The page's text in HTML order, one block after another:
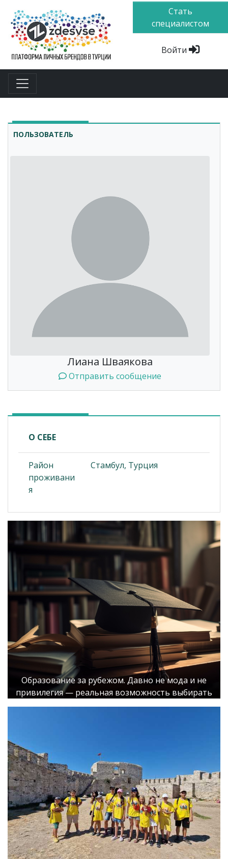
Стать
специалистом
Войти
ПОЛЬЗОВАТЕЛЬ
Лиана Шваякова
Отправить сообщение
О СЕБЕ
Район
проживани
я
Стамбул, Турция
Образование за рубежом. Давно не мода и не
привилегия — реальная возможность выбирать